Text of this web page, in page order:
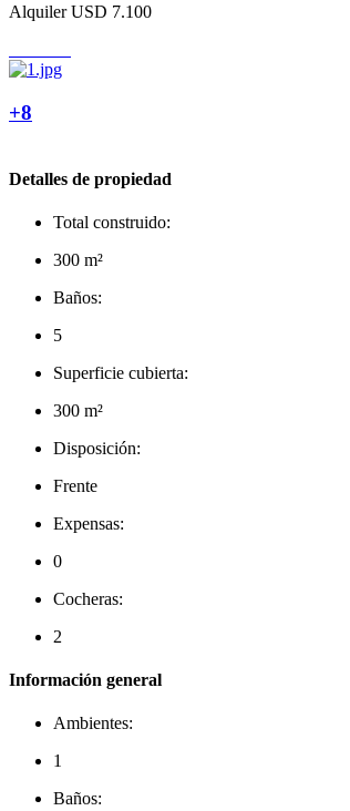
Alquiler USD 7.100
+8
Detalles de propiedad
Total construido:
300 m²
Baños:
5
Superficie cubierta:
300 m²
Disposición:
Frente
Expensas:
0
Cocheras:
2
Información general
Ambientes:
1
Baños: